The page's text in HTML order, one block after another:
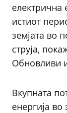
електрична
истиот
земјата во
струја,
Обновливи
Вкупната
енергија во